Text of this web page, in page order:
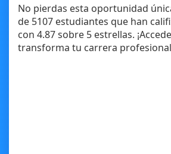
No pierdas esta oportunidad
de 5107 estudiantes que han
con 4.87 sobre 5 estrellas.
transforma tu carrera